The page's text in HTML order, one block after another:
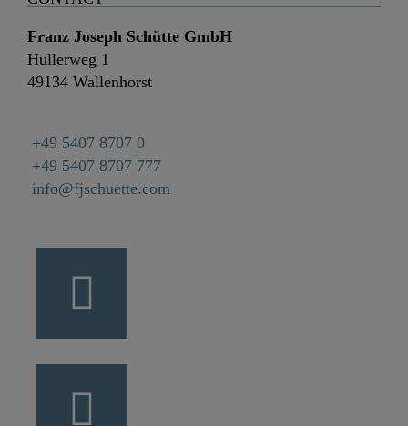
Franz Joseph Schütte GmbH
Hullerweg 1
49134 Wallenhorst
+49 5407 8707 0
+49 5407 8707 777
info@fjschuette.com